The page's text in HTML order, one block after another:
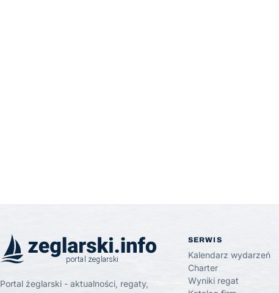
Portal żeglarski - aktualności, regaty,
SERWIS
Kalendarz wydarzeń
Charter
Wyniki regat